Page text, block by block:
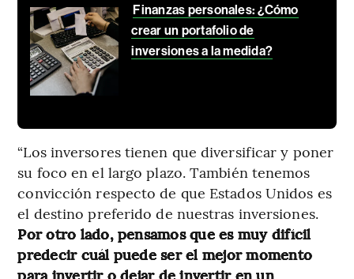
Finanzas personales: ¿Cómo
crear un portafolio de
inversiones a la medida?
“Los inversores tienen que diversificar y poner
su foco en el largo plazo. También tenemos
convicción respecto de que Estados Unidos es
el destino preferido de nuestras inversiones.
Por otro lado, pensamos que es muy difícil
predecir cuál puede ser el mejor momento
para invertir o dejar de invertir en un